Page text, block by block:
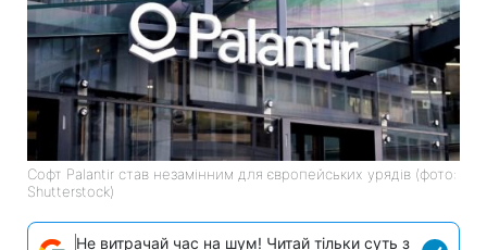
Софт Palantir став незамінним для європейських урядів (фото:
Shutterstock)
Не витрачай час на шум! Читай тільки суть з